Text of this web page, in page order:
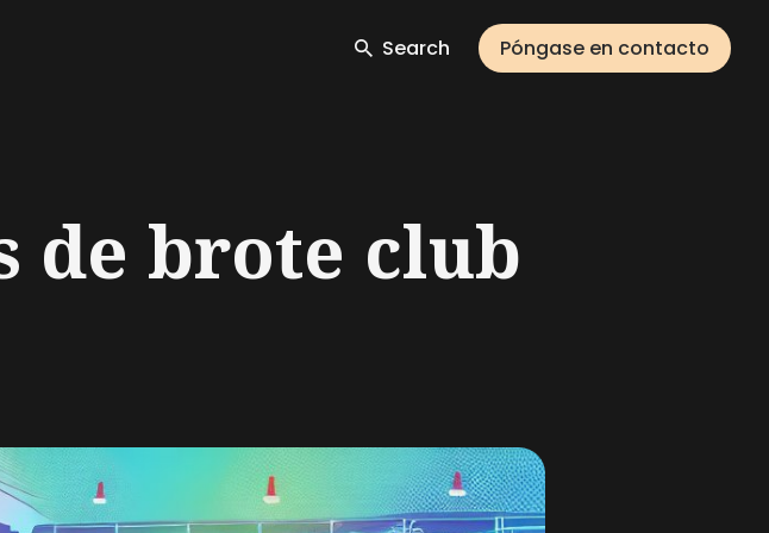
Search Póngase en contacto
de brote club